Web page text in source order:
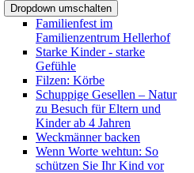
Dropdown umschalten
Familienfest im
Familienzentrum Hellerhof
Starke Kinder - starke
Gefühle
Filzen: Körbe
Schuppige Gesellen – Natur
zu Besuch für Eltern und
Kinder ab 4 Jahren
Weckmänner backen
Wenn Worte wehtun: So
schützen Sie Ihr Kind vor